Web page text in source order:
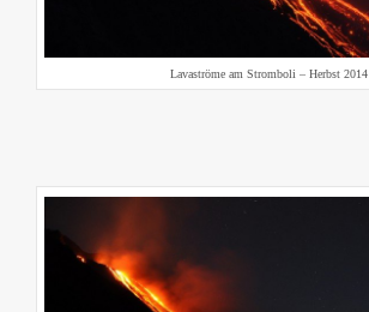
Lavaströme am Stromboli – Herbst 2014